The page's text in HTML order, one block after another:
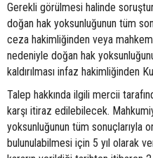
Gerekli görülmesi halinde
doğan hak yoksunluğunun tüm
ceza hakimliğinden veya
nedeniyle doğan hak
kaldırılması infaz hakimliğinden
Talep hakkında ilgili mercii
karşı itiraz edilebilecek.
yoksunluğunun tüm sonuçlarıyla
bulunulabilmesi için 5 yıl olarak